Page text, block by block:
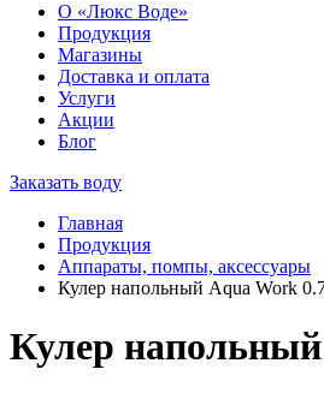
О «Люкс Воде»
Продукция
Магазины
Доставка и оплата
Услуги
Акции
Блог
Заказать воду
Главная
Продукция
Аппараты, помпы, аксессуары
Кулер напольный Aqua Work
Кулер